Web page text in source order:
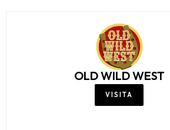
OLD WILD WEST
VISITA